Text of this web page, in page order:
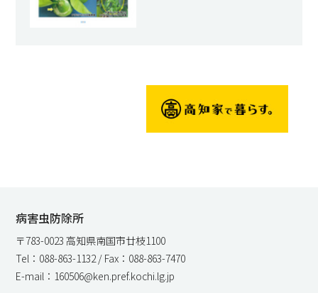
病害虫防除所
〒783-0023 高知県南国市廿枝1100
Tel：088-863-1132 / Fax：088-863-7470
E-mail：160506@ken.pref.kochi.lg.jp